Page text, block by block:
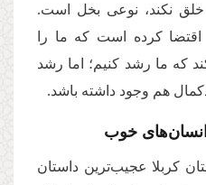
خلق نکند، نوعی بخل است.
کرده است که ما را
که ما رشد کنیم؛ اما رشد
هم وجود داشته باشد.
انسان‌های خوب
کربلا عجیب‌ترین داستان